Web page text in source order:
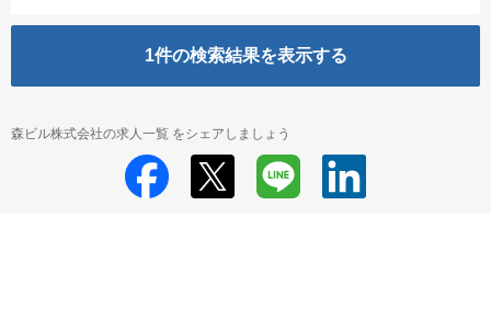
1件の検索結果を表示する
森ビル株式会社の求人一覧 をシェアしましょう